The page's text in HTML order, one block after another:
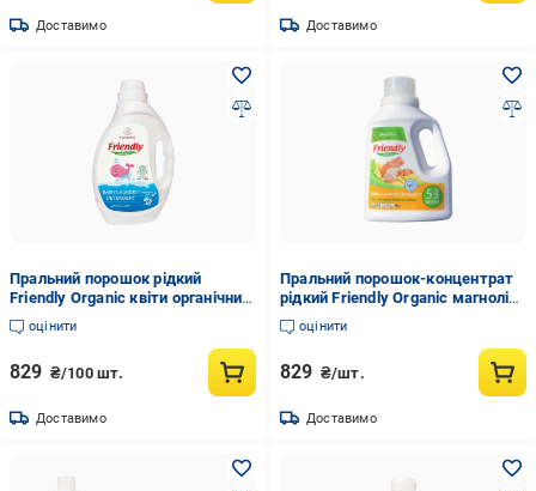
Доставимо Доставимо
Пральний порошок рідкий
Friendly Organic квіти органічний
40 прань 2000 мл (1076305055)
оцінити
829 ₴/100 шт.
Доставимо
Пральний порошок-концентрат
рідкий Friendly Organic магнолія
органічний 53 прання 1,57 л
(475502749)
оцінити
829 ₴/шт.
Доставимо